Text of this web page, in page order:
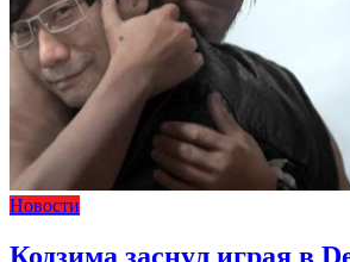
Новости
Кодзима заснул играя в